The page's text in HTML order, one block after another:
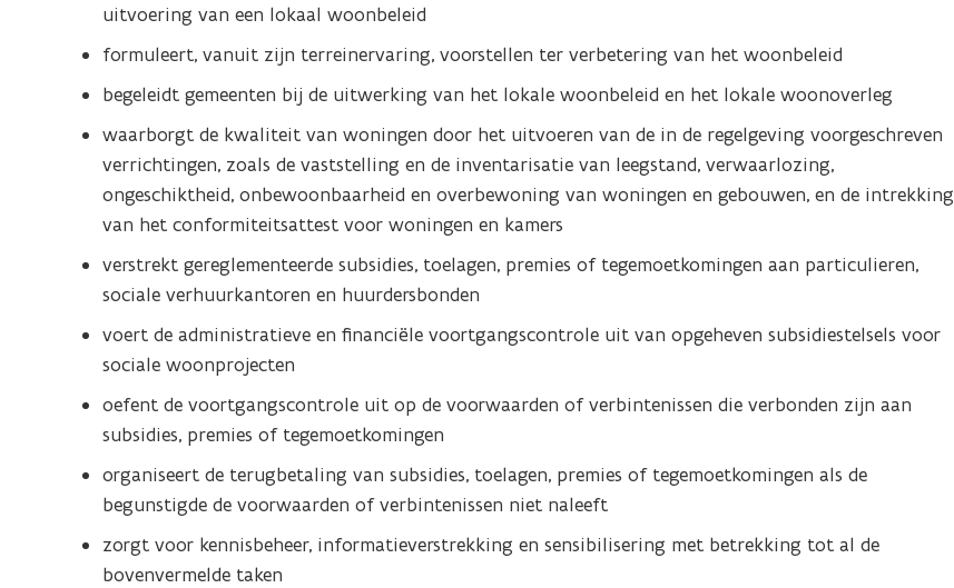
uitvoering van een lokaal woonbeleid
formuleert, vanuit zijn terreinervaring, voorstellen ter verbetering van het woonbeleid
begeleidt gemeenten bij de uitwerking van het lokale woonbeleid en het lokale woonoverleg
waarborgt de kwaliteit van woningen door het uitvoeren van de in de regelgeving voorgeschreven
verrichtingen, zoals de vaststelling en de inventarisatie van leegstand, verwaarlozing,
ongeschiktheid, onbewoonbaarheid en overbewoning van woningen en gebouwen, en de intrekking
van het conformiteitsattest voor woningen en kamers
verstrekt gereglementeerde subsidies, toelagen, premies of tegemoetkomingen aan particulieren,
sociale verhuurkantoren en huurdersbonden
voert de administratieve en financiële voortgangscontrole uit van opgeheven subsidiestelsels voor
sociale woonprojecten
oefent de voortgangscontrole uit op de voorwaarden of verbintenissen die verbonden zijn aan
subsidies, premies of tegemoetkomingen
organiseert de terugbetaling van subsidies, toelagen, premies of tegemoetkomingen als de
begunstigde de voorwaarden of verbintenissen niet naleeft
zorgt voor kennisbeheer, informatieverstrekking en sensibilisering met betrekking tot al de
bovenvermelde taken